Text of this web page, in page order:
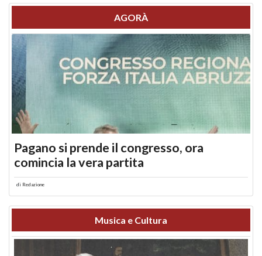
AGORÀ
Pagano si prende il congresso, ora
comincia la vera partita
di Redazione
Musica e Cultura